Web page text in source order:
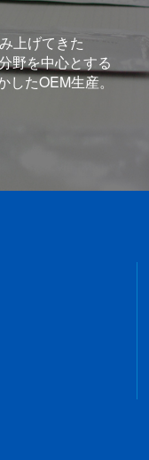
上げてきた
野を中心とする
したOEM生産。